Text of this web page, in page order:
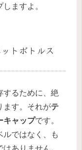
ますよ。
トボトルス
するために、絶
ます。それがテ
キャップです。
ルではなく、も
ありません。